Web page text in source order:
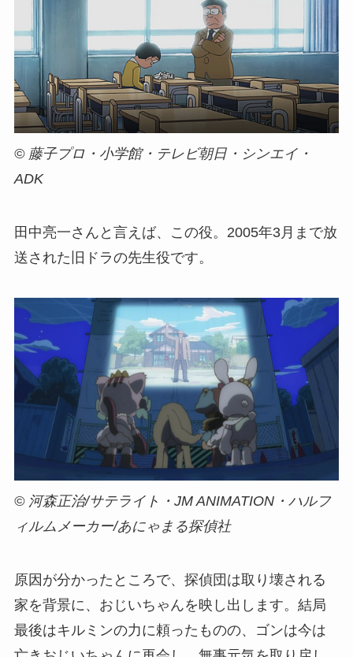
© 藤子プロ・小学館・テレビ朝日・シンエイ・
ADK
田中亮一さんと言えば、この役。2005年3月まで放
送された旧ドラの先生役です。
© 河森正治/サテライト・JM ANIMATION・ハルフ
ィルムメーカー/あにゃまる探偵社
原因が分かったところで、探偵団は取り壊される
家を背景に、おじいちゃんを映し出します。結局
最後はキルミンの力に頼ったものの、ゴンは今は